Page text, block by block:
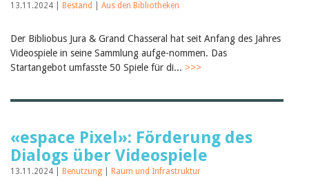
13.11.2024 | Bestand Aus den Bibliotheken
Der Bibliobus Jura & Grand Chasseral hat seit Anfang des Jahres
Videospiele in seine Sammlung aufge-nommen. Das
Startangebot umfasste 50 Spiele für di... >>>
«espace Pixel»: Förderung des
Dialogs über Videospiele
13.11.2024 | Benutzung Raum und Infrastruktur